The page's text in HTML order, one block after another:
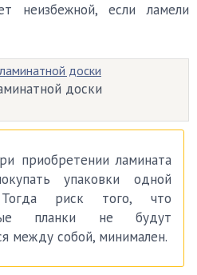
неизбежной, если ламели
доски
приобретении ламината
упаковки одной
риск того, что
планки не будут
между собой, минимален.